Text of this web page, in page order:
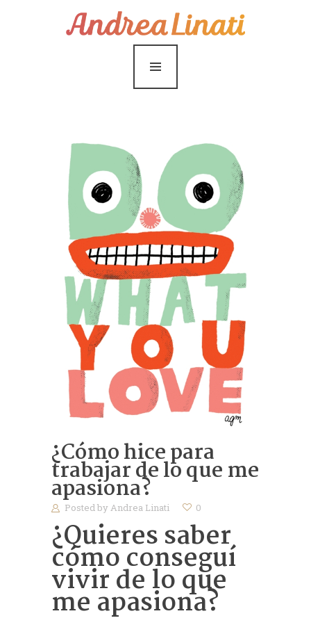
¿Cómo funciona?
Servicios
Coaching Gratis
Contáctame
Blog
¿Cómo hice para
trabajar de lo que me
apasiona?
Posted byAndrea Linati 0
¿Quieres saber
cómo conseguí
vivir de lo que
me apasiona?